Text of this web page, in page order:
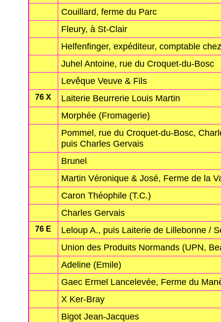
Couillard, ferme du Parc
Fleury, à St-Clair
Helfenfinger, expéditeur, comptable
Juhel Antoine, rue du Croquet-du-Bosc
Levêque Veuve & Fils
76 X
Laiterie Beurrerie Louis Martin
Morphée (Fromagerie)
Pommel, rue du Croquet-du-Bosc,
puis Charles Gervais
Brunel
Martin Véronique & José, Ferme de la
Caron Théophile (T.C.)
Charles Gervais
76 E
Leloup A., puis Laiterie de Lillebonne /
Union des Produits Normands (UPN,
Adeline (Emile)
Gaec Ermel Lancelevée, Ferme du
X Ker-Bray
Bigot Jean-Jacques